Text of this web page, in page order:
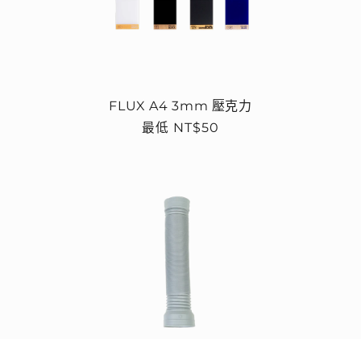
FLUX A4 3mm 壓克力
定
最低 NT$50